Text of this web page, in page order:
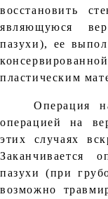
восстановить
являющуюся
пазухи), ее
пластическим
Операция
операцией на
этих случаях
Заканчивается
пазухи (при
возможно